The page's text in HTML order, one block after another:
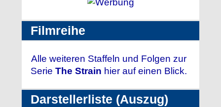
Filmreihe
Alle weiteren Staffeln und Folgen zur
Serie The Strain hier auf einen Blick.
Darstellerliste (Auszug)